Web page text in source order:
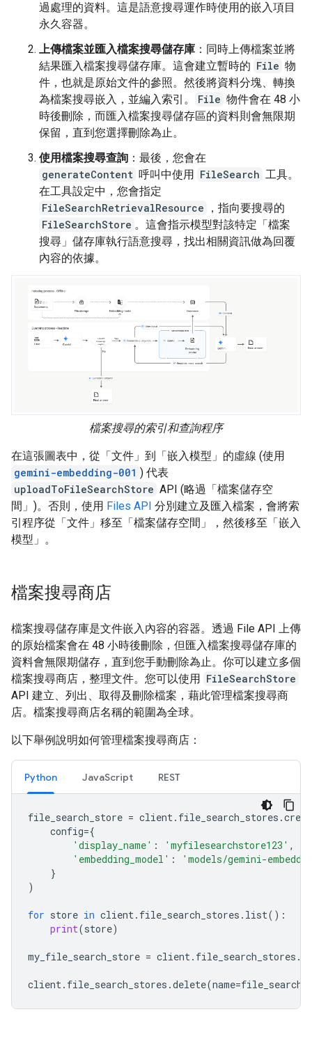
過處理的資料。這是語意搜尋運作時使用的嵌入項目
永久容器。
上傳檔案並匯入檔案搜尋儲存庫 ：同時上傳檔案並將
結果匯入檔案搜尋儲存庫。這會建立暫時的 File 物
件，也就是原始文件的參照。然後將資料分塊、轉換
為檔案搜尋嵌入，並編入索引。
File 物件會在 48 小
時後刪除，而匯入檔案搜尋儲存區的資料則會無限期
保留，直到您選擇刪除為止。
使用檔案搜尋查詢 ：最後，您會在
generateContent 呼叫中使用 FileSearch 工具。
在工具設定中，您會指定
FileSearchRetrievalResource
，指向要搜尋的
FileSearchStore 。這會指示模型對該特定「檔案
搜尋」儲存庫執行語意搜尋，找出相關資訊做為回覆
內容的依據。
檔案搜尋的索引和查詢程序
在這張圖表中，從「文件」 到「嵌入模型」 的虛線 (使用
gemini-embedding-001 ) 代表
uploadToFileSearchStore API (略過「檔案儲存空
間」 )。否則，使用 Files API 分別建立及匯入檔案，會將索
引程序從「文件」 移至「檔案儲存空間」
，然後移至「嵌入
模型」 。
檔案搜尋商店
檔案搜尋儲存庫是文件嵌入內容的容器。透過 File API 上傳
的原始檔案會在 48 小時後刪除，但匯入檔案搜尋儲存庫的
資料會無限期儲存，直到您手動刪除為止。你可以建立多個
檔案搜尋商店，整理文件。您可以使用 FileSearchStore
API 建立、列出、取得及刪除檔案，藉此管理檔案搜尋商
店。檔案搜尋商店名稱的範圍為全球。
以下舉例說明如何管理檔案搜尋商店：
Python JavaScript REST
file_search_store = client. file_search_stores .
config={
'display_name' : 'myfilesearchstore123' ,
'embedding_model' :
'models/gemini-
}
)
for store in client. file_search_stores . list():
print(store)
my_file_search_store = client. file_search_stores .
client. file_search_stores .delete(name=